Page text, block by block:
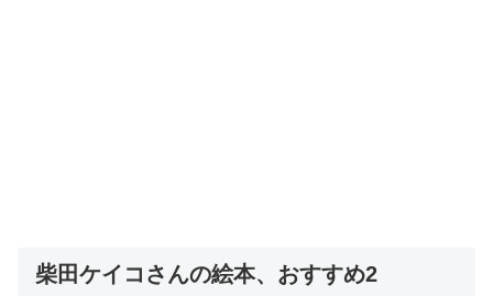
柴田ケイコさんの絵本、おすすめ2